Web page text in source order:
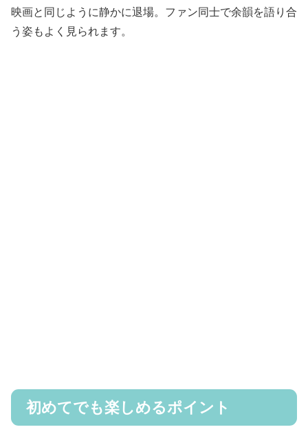
映画と同じように静かに退場。ファン同士で余韻を語り合
う姿もよく見られます。
初めてでも楽しめるポイント